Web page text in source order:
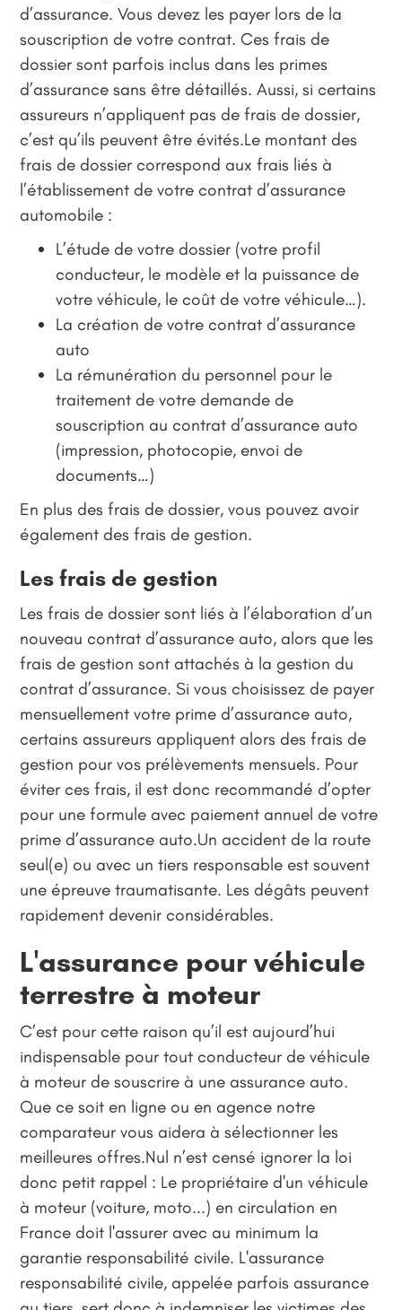
d’assurance. Vous devez les payer lors de la
souscription de votre contrat. Ces frais de
dossier sont parfois inclus dans les primes
d’assurance sans être détaillés. Aussi, si certains
assureurs n’appliquent pas de frais de dossier,
c’est qu’ils peuvent être évités.Le montant des
frais de dossier correspond aux frais liés à
l’établissement de votre contrat d’assurance
automobile :
L’étude de votre dossier (votre profil
conducteur, le modèle et la puissance de
votre véhicule, le coût de votre véhicule…).
La création de votre contrat d’assurance
auto
La rémunération du personnel pour le
traitement de votre demande de
souscription au contrat d’assurance auto
(impression, photocopie, envoi de
documents…)
En plus des frais de dossier, vous pouvez avoir
également des frais de gestion.
Les frais de gestion
Les frais de dossier sont liés à l’élaboration d’un
nouveau contrat d’assurance auto, alors que les
frais de gestion sont attachés à la gestion du
contrat d’assurance. Si vous choisissez de payer
mensuellement votre prime d’assurance auto,
certains assureurs appliquent alors des frais de
gestion pour vos prélèvements mensuels. Pour
éviter ces frais, il est donc recommandé d’opter
pour une formule avec paiement annuel de votre
prime d’assurance auto.Un accident de la route
seul(e) ou avec un tiers responsable est souvent
une épreuve traumatisante. Les dégâts peuvent
rapidement devenir considérables.
L'assurance pour véhicule
terrestre à moteur
C’est pour cette raison qu’il est aujourd’hui
indispensable pour tout conducteur de véhicule
à moteur de souscrire à une assurance auto.
Que ce soit en ligne ou en agence notre
comparateur vous aidera à sélectionner les
meilleures offres.Nul n’est censé ignorer la loi
donc petit rappel : Le propriétaire d'un véhicule
à moteur (voiture, moto...) en circulation en
France doit l'assurer avec au minimum la
garantie responsabilité civile. L'assurance
responsabilité civile, appelée parfois assurance